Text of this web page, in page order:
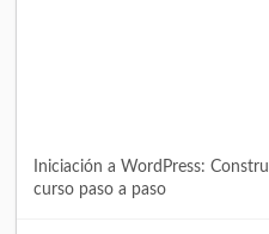
Iniciación a WordPress:
curso paso a paso